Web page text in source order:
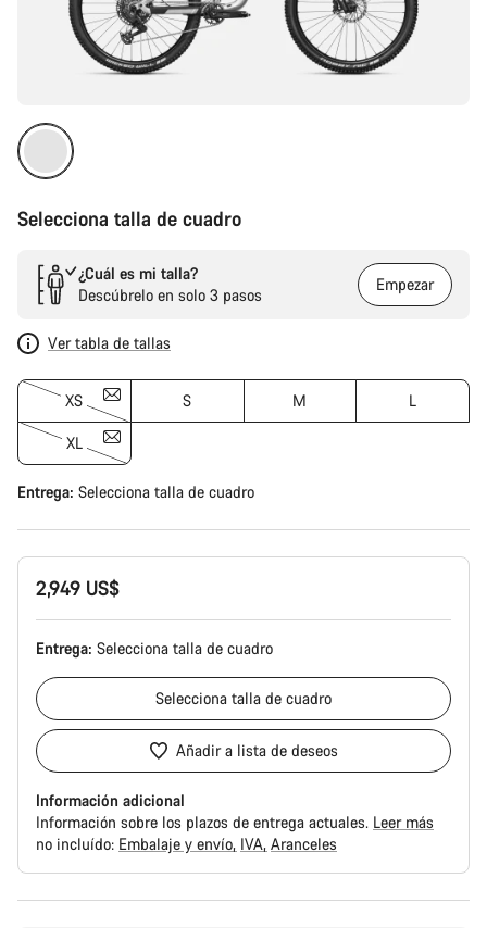
Selecciona talla de cuadro
¿Cuál es mi talla?
Descúbrelo en solo 3 pasos
Empezar
Ver tabla de tallas
XS S M L
XL
Entrega: Selecciona talla de cuadro
2,949 US$
Entrega: Selecciona talla de cuadro
Selecciona talla de cuadro
Añadir a lista de deseos
Información adicional
Información sobre los plazos de entrega actuales. Leer más
no incluído: Embalaje y envío IVA Aranceles